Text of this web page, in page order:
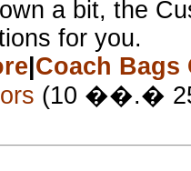
a bit, the
for you.
Coach Bags
(10 ��.�